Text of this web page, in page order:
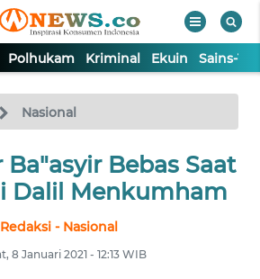
Polhukam Kriminal Ekuin Sains-
Nasional
Bebas Saat
Dalil Menkumham
Redaksi - Nasional
8 Januari 2021 - 12:13 WIB